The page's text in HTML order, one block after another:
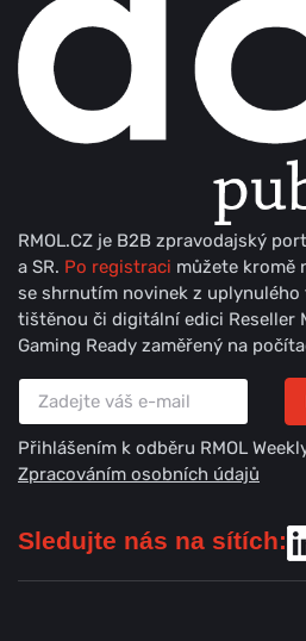
RMOL.CZ je B2B zpravodajský
a SR. Po registraci můžete kromě
se shrnutím novinek z
tištěnou či digitální edici Reseller
Gaming Ready zaměřený na
Přihlášením k odběru RMOL
Zpracováním osobních údajů
Sledujte nás na sítích: